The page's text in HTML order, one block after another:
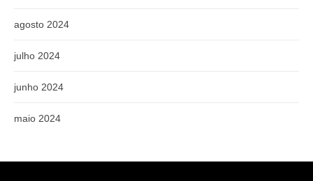
agosto 2024
julho 2024
junho 2024
maio 2024